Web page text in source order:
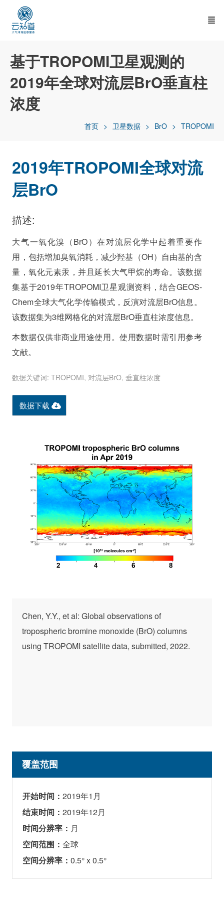
基于TROPOMI卫星观测的
2019年全球对流层BrO垂直柱
浓度
首页 卫星数据 BrO TROPOMI
2019年TROPOMI全球对流
层BrO
描述:
大气一氧化溴（BrO）在对流层化学中起着重要作
用，包括增加臭氧消耗，减少羟基（OH）自由基的含
量，氧化元素汞，并且延长大气甲烷的寿命。该数据
集基于2019年TROPOMI卫星观测资料，结合GEOS-
Chem全球大气化学传输模式，反演对流层BrO信息。
该数据集为3维网格化的对流层BrO垂直柱浓度信息。
本数据仅供非商业用途使用。使用数据时需引用参考
文献。
数据关键词: TROPOMI, 对流层BrO, 垂直柱浓度
数据下载
Chen, Y.Y., et al: Global observations of
tropospheric bromine monoxide (BrO) columns
using TROPOMI satellite data, submitted, 2022.
覆盖范围
开始时间：2019年1月
结束时间：2019年12月
时间分辨率： 月
空间范围：全球
空间分辨率：0.5° x 0.5°